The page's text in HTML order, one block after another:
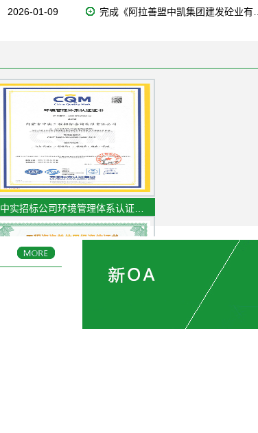
2026-01-09
完成《阿拉善盟中凯集团建发砼业有…
中实招标公司环境管理体系认证…